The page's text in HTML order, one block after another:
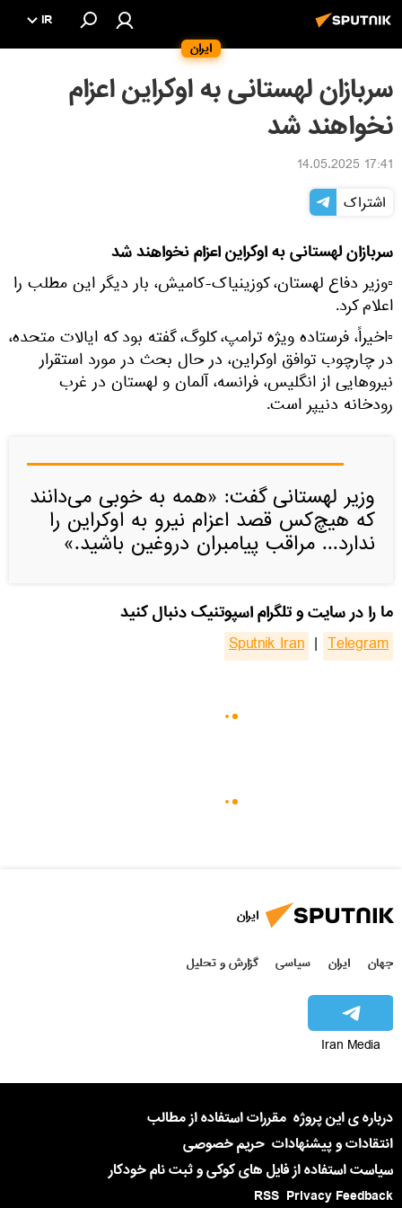
ایران
IR
سربازان لهستانی به اوکراین اعزام
نخواهند شد
17:41 14.05.2025
اشتراک
سربازان لهستانی به اوکراین اعزام نخواهند شد
▫وزیر دفاع لهستان، کوزینیاک-کامیش، بار دیگر این مطلب را
اعلام کرد.
▫اخیراً، فرستاده ویژه ترامپ، کلوگ، گفته بود که ایالات متحده،
در چارچوب توافق اوکراین، در حال بحث در مورد استقرار
نیروهایی از انگلیس، فرانسه، آلمان و لهستان در غرب
رودخانه دنیپر است.
وزیر لهستانی گفت: «همه به خوبی می‌دانند
که هیچ‌کس قصد اعزام نیرو به اوکراین را
ندارد... مراقب پیامبران دروغین باشید.»
ما را در سایت و تلگرام اسپوتنیک دنبال کنید
Sputnik Iran | Telegram
ایران
جهان ایران سیاسی گزارش و تحلیل
Iran Media
درباره ی این پروژه مقررات استفاده از مطالب
انتقادات و پیشنهادات حریم خصوصی
سیاست استفاده از فایل های کوکی و ثبت نام خودکار
Privacy Feedback
RSS